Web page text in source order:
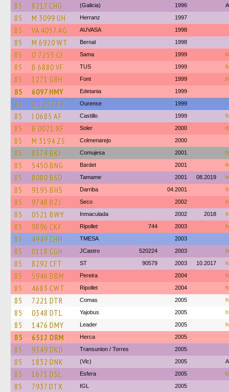
85 8217 CHG (Galicia) 1996
85 M 3099 UH Herranz 1997
85 VA 4057 AG AUVASA 1998
85 M 6920 WT Bernal 1998
85 O 7255 CJ Sama 1999
85 B 6880 VF TUS 1999
85 1271 GRH Font 1999
85 6097 HMY Edetania 1999
85 OU 2575 V Ourense 1999
85 J 0685 AF Castillo 1999
85 B 0021 XF Soler 2000
85 M 3194 ZS Colmenarejo 2000
85 8374 BKJ Comujesa 2001
85 5450 BNG Bardet 2001
85 8080 BSD Tamame 2001 08.2019
85 9195 BHS Darriba 04.2001
85 9748 BZJ Seco 2002
85 0521 BWY Inmaculada 2002 2018
85 9896 CKF Ripollet 744 2003
85 4949 CHH TMESA 2003
85 0118 CGH JCastro 520224 2003
85 8292 CFT ST 90579 2003 10.2017
85 5946 DBM Pereira 2004
85 4683 CWT Ripollet 2004
85 7221 DTR Comas 2005
85 0348 DTL Yajobus 2005
85 1476 DMY Leader 2005
85 6512 DRM Herca 2005
85 9349 DKD Transunion / Torres 2005
85 1832 DNK (Vlc) 2005
85 1671 DSL Esfera 2005
85 7937 DTX IGL 2005